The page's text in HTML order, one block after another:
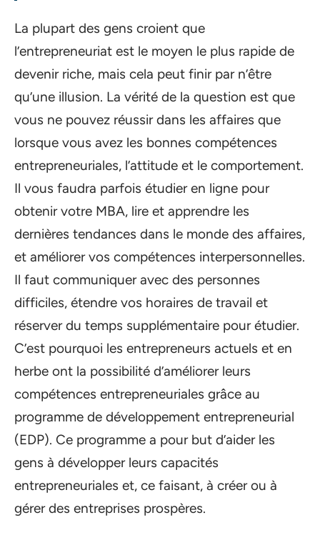
La plupart des gens croient que
l’entrepreneuriat est le moyen le plus rapide de
devenir riche, mais cela peut finir par n’être
qu’une illusion. La vérité de la question est que
vous ne pouvez réussir dans les affaires que
lorsque vous avez les bonnes compétences
entrepreneuriales, l’attitude et le comportement.
Il vous faudra parfois étudier en ligne pour
obtenir votre MBA, lire et apprendre les
dernières tendances dans le monde des affaires,
et améliorer vos compétences interpersonnelles.
Il faut communiquer avec des personnes
difficiles, étendre vos horaires de travail et
réserver du temps supplémentaire pour étudier.
C’est pourquoi les entrepreneurs actuels et en
herbe ont la possibilité d’améliorer leurs
compétences entrepreneuriales grâce au
programme de développement entrepreneurial
(EDP). Ce programme a pour but d’aider les
gens à développer leurs capacités
entrepreneuriales et, ce faisant, à créer ou à
gérer des entreprises prospères.